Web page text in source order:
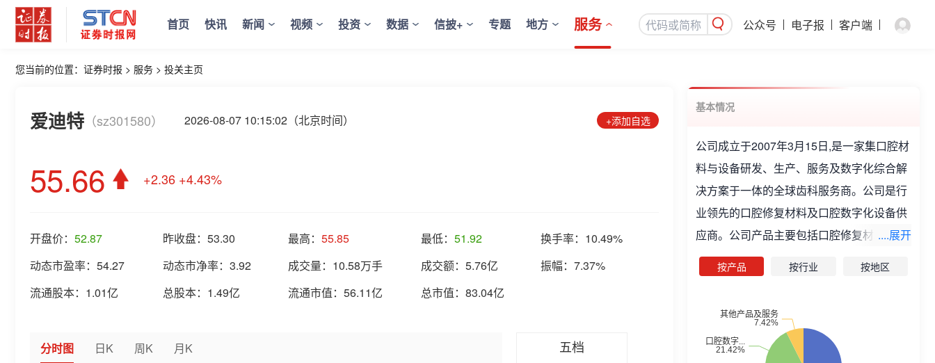
首页 快讯 新闻 视频 投资 数据 信披+ 专题 地方 服务 公众号 电子报 客户端
您当前的位置： 证券时报 > 服务 > 投关主页
爱迪特 （sz301580） 2026-08-07 10:15:02（北京时间） +添加自选
55.66 +2.36 +4.43%
开盘价： 52.87 昨收盘： 53.30 最高： 55.85 最低： 51.92 换手率： 10.49%
动态市盈率： 54.27 动态市净率： 3.92 成交量： 10.58万手 成交额： 5.76亿 振幅： 7.37%
流通股本： 1.01亿 总股本： 1.49亿 流通市值： 56.11亿 总市值： 83.04亿
分时图 日K 周K 月K 五档
基本情况
公司成立于2007年3月15日,是一家集口腔材
料与设备研发、生产、服务及数字化综合解
决方案于一体的全球齿科服务商。公司是行
业领先的口腔修复材料及口腔数字化设备供
应商。公司产品主要包括口腔修复材料、口
腔数字化设备等。
....展开
按产品 按行业 按地区